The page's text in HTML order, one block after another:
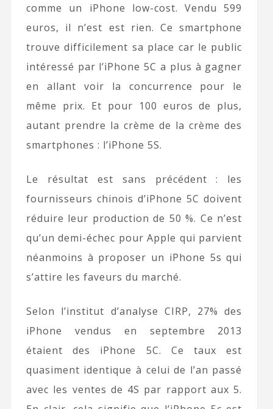
comme un iPhone low-cost. Vendu 599
euros, il n’est est rien. Ce smartphone
trouve difficilement sa place car le public
intéressé par l’iPhone 5C a plus à gagner
en allant voir la concurrence pour le
même prix. Et pour 100 euros de plus,
autant prendre la crème de la crème des
smartphones : l’iPhone 5S.
Le résultat est sans précédent : les
fournisseurs chinois d’iPhone 5C doivent
réduire leur production de 50 %. Ce n’est
qu’un demi-échec pour Apple qui parvient
néanmoins à proposer un iPhone 5s qui
s’attire les faveurs du marché.
Selon l’institut d’analyse CIRP, 27% des
iPhone vendus en septembre 2013
étaient des iPhone 5C. Ce taux est
quasiment identique à celui de l’an passé
avec les ventes de 4S par rapport aux 5.